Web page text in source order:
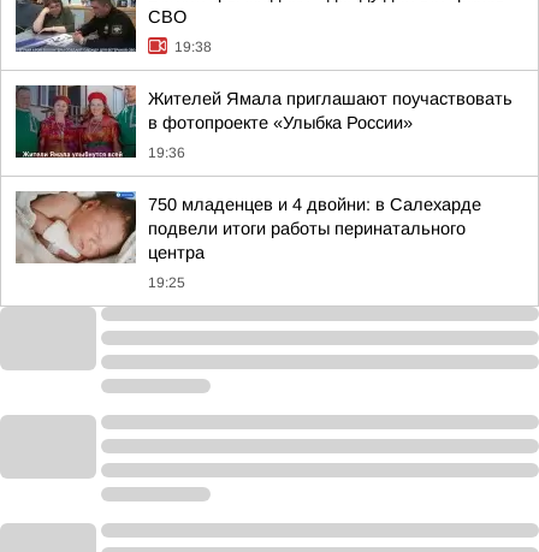
СВО
19:38
Жителей Ямала приглашают поучаствовать
в фотопроекте «Улыбка России»
19:36
750 младенцев и 4 двойни: в Салехарде
подвели итоги работы перинатального
центра
19:25